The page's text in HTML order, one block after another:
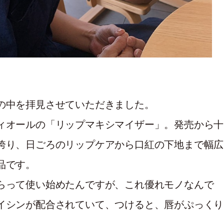
を拝見させていただきました。
オールの「リップマキシマイザー」。発売から十
り、日ごろのリップケアから口紅の下地まで幅広
す。
って使い始めたんですが、これ優れモノなんで
シンが配合されていて、つけると、唇がぷっくり